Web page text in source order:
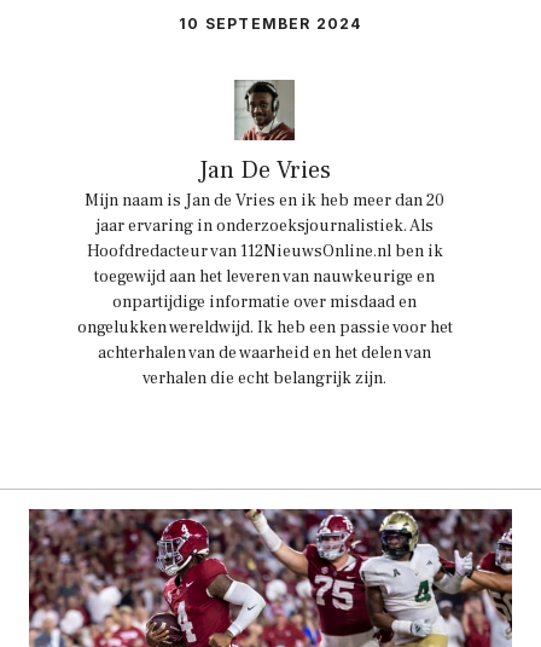
10 SEPTEMBER 2024
Jan De Vries
Mijn naam is Jan de Vries en ik heb meer dan 20
jaar ervaring in onderzoeksjournalistiek. Als
Hoofdredacteur van 112NieuwsOnline.nl ben ik
toegewijd aan het leveren van nauwkeurige en
onpartijdige informatie over misdaad en
ongelukken wereldwijd. Ik heb een passie voor het
achterhalen van de waarheid en het delen van
verhalen die echt belangrijk zijn.